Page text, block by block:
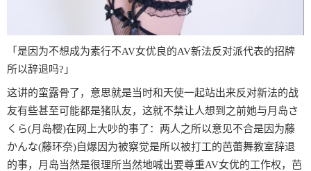
「是因为不想成为素行不AV女优良的AV新法反对派代表的招牌
所以辞退吗?」
这讲的蛮露骨了，意思就是当时和天使一起站出来反对新法的战
友有些甚至可能都是猪队友，这就不禁让人想到之前她与月岛さ
くら(月岛樱)在网上大吵的事了：两人之所以意见不合是因为藤
かんな(藤环奈)自爆因为被察觉是所以被打工的芭蕾舞教室辞退
的事，月岛当然是很理所当然地喊出要尊重AV女优的工作权，芭